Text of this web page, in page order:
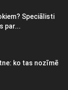
Speciālisti
par...
ko tas nozīmē